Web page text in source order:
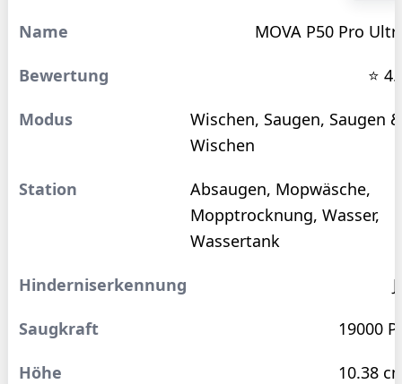
MOVA P50 Pro
⭐
Wischen, Saugen, Saugen &
Wischen
Absaugen, Mopwäsche,
Mopptrocknung, Wasser,
Wassertank
19000
10.38